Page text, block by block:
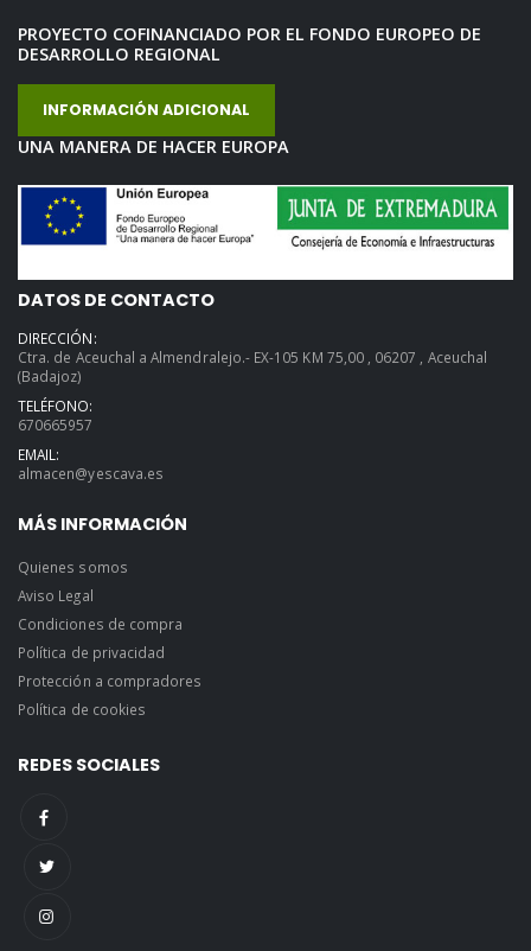
PROYECTO COFINANCIADO POR EL FONDO EUROPEO DE
DESARROLLO REGIONAL
INFORMACIÓN ADICIONAL
UNA MANERA DE HACER EUROPA
DATOS DE CONTACTO
DIRECCIÓN:
Ctra. de Aceuchal a Almendralejo.- EX-105 KM 75,00 , 06207 , Aceuchal
(Badajoz)
TELÉFONO:
670665957
EMAIL:
almacen@yescava.es
MÁS INFORMACIÓN
Quienes somos
Aviso Legal
Condiciones de compra
Política de privacidad
Protección a compradores
Política de cookies
REDES SOCIALES